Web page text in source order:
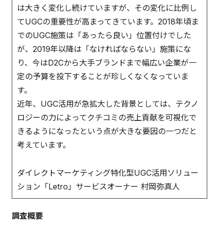
は大きく変化し続けていますが、その変化に比例し
てUGCの重要性が高まってきています。2018年頃ま
でのUGC施策は「あったら良い」位置付けでした
が、2019年以降は「なければならない」施策にな
り、今はD2Cから大手ブランドまで幅広い企業が一
定の予算を投下することが珍しくなくなっていま
す。
近年、UGC活用が急拡大した背景としては、テクノ
ロジーの力によってクチコミの売上貢献を可視化で
きるようになったという点が大きな要因の一つだと
考えています。
ダイレクトマーケティング特化型UGC活用ソリュー
ション「Letro」サービスオーナー 村岡弥真人
調査概要